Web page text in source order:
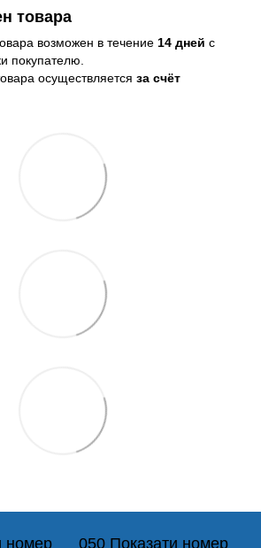
товара
возможен в течение 14 дней с
покупателю.
осуществляется за счёт
номер 050 Показати номер